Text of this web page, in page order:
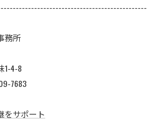
務所
1-4-8
7683
をサポート